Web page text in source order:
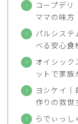
コープデ
ママの味方
パルシス
べる安心食
オイシック
ットで家族
ヨシケイ
作りの救世
らでぃっ